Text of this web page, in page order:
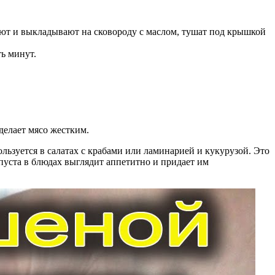
и выкладывают на сковороду с маслом, тушат под крышкой
минут.
мясо жестким.
в салатах с крабами или ламинарией и кукурузой. Это
в блюдах выглядит аппетитно и придает им